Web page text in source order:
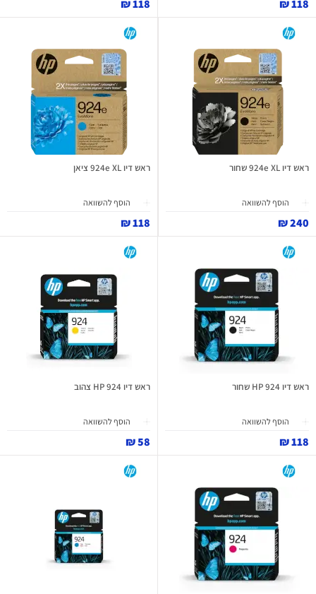
118 ₪
118 ₪
ראש דיו 924e XL שחור
הוסף להשוואה
240 ₪
ראש דיו 924e XL ציאן
הוסף להשוואה
118 ₪
ראש דיו 924 HP שחור
הוסף להשוואה
118 ₪
ראש דיו 924 HP צהוב
הוסף להשוואה
58 ₪